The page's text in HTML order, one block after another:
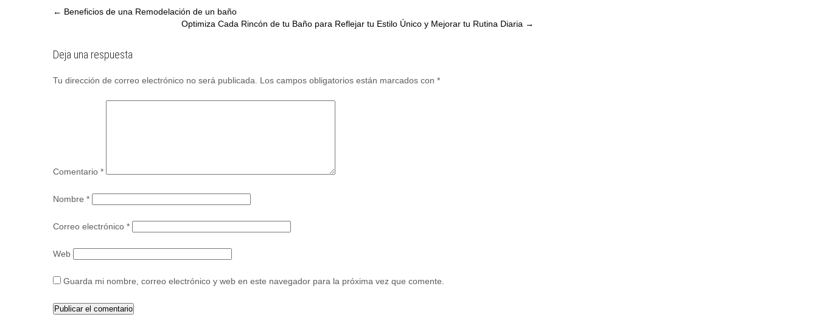
Post
← Beneficios de una Remodelación de un baño
Optimiza Cada Rincón de tu Baño para Reflejar tu Estilo Único y Mejorar tu Rutina Diaria →
Deja una respuesta
Tu dirección de correo electrónico no será publicada. Los campos obligatorios están marcados con *
Comentario *
Nombre *
Correo electrónico *
Web
Guarda mi nombre, correo electrónico y web en este navegador para la próxima vez que comente.